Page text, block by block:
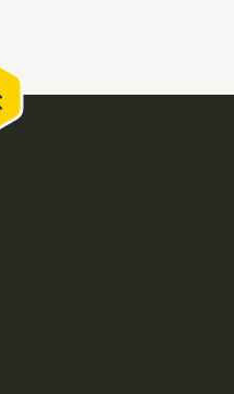
deneyimi sağlar.
yayınlamak isterseniz,
yeterlidir;
için ayrıca bir
Avantajları
hem de bilinçli
avantajlar sunar.